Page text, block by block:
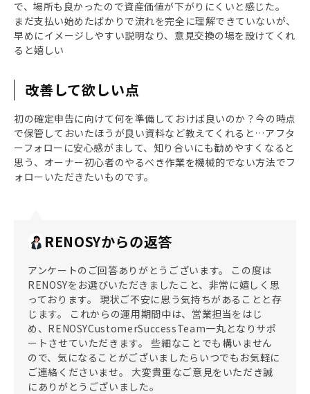
で、場所も良かったので資産価値が下がりにくいと感じた。
まだ支払い始めたばかりで流れを完全に理解できていないが、
早めにイメージしやすい説明なり、意見交換の場を設けてくれ
ると嬉しい
改善して欲しい点
初の確定申告に向けて何を準備しておけば良いのか？今の時点
で保管しておいたほうが良い資料など教えてくれると…アフタ
ーフォローに安心感がまして、知り合いにも勧めやすくなると
思う、オーナー初心者のやるべき作業を機械的でない方法でフ
ォローいただきたいものです。
RENOSYからの返答
アンケートのご回答ありがとうございます。 この度は
RENOSYをお選びいただきましたこと、非常に嬉しく思
っております。 現状ご不安に思う気持ちがあることと存
じます。 これからの運用期間中は、営業担当をはじ
め、RENOSYCustomerSuccessTeam一丸となりサポ
ートさせていただきます。 些細なことでも構いません
ので、気になることがございましたらいつでもお気軽に
ご連絡くださいませ。 大変貴重なご意見をいただき誠
にありがとうございました。